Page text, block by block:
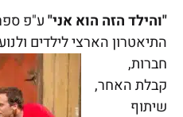
"והילד הזה הוא אני"ע"פ
התיאטרון הארצי לילדים
חברות,
קבלת האחר,
שיתוף